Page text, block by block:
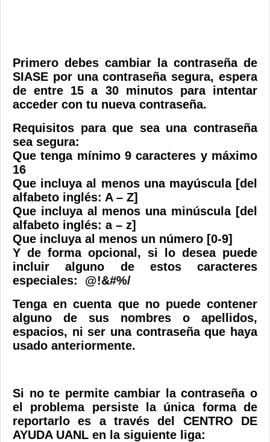
Primero debes cambiar la contraseña de
SIASE por una contraseña segura, espera
de entre 15 a 30 minutos para intentar
acceder con tu nueva contraseña.
Requisitos para que sea una contraseña
sea segura:
Que tenga mínimo 9 caracteres y máximo
16
Que incluya al menos una mayúscula [del
alfabeto inglés: A – Z]
Que incluya al menos una minúscula [del
alfabeto inglés: a – z]
Que incluya al menos un número [0-9]
Y de forma opcional, si lo desea puede
incluir alguno de estos caracteres
especiales: @!&#%/
Tenga en cuenta que no puede contener
alguno de sus nombres o apellidos,
espacios, ni ser una contraseña que haya
usado anteriormente.
Si no te permite cambiar la contraseña o
el problema persiste la única forma de
reportarlo es a través del CENTRO DE
AYUDA UANL en la siguiente liga: